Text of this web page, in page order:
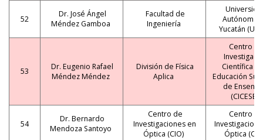
52
Dr. José Ángel
Méndez Gamboa
Facultad de
Ingeniería
Autónoma
Yucatán
53
Dr. Eugenio Rafael
Méndez Méndez
División de Física
Aplica
Centro de
Científica y
Educación
de
(CICESE)
54
Dr. Bernardo
Mendoza Santoyo
Centro de
Investigaciones en
Óptica (CIO)
Centro de
Óptica